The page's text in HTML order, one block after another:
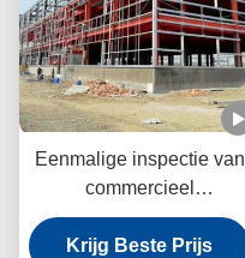
Eenmalige inspectie van
commercieel
staalgebouwen
Krijg Beste Prijs